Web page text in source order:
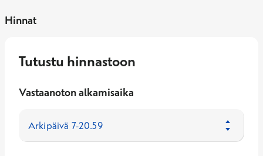
Hinnat
Tutustu hinnastoon
Vastaanoton alkamisaika